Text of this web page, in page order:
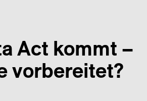
Act kommt –
vorbereitet?